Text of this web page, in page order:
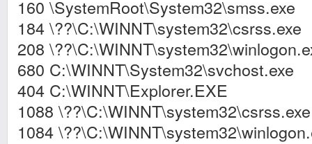
160 \SystemRoot\System32\smss.exe
184 \??\C:\WINNT\system32\csrss.exe
208
680 C:\WINNT\System32\svchost.exe
404 C:\WINNT\Explorer.EXE
1088 \??\C:\WINNT\system32\csrss.exe
1084